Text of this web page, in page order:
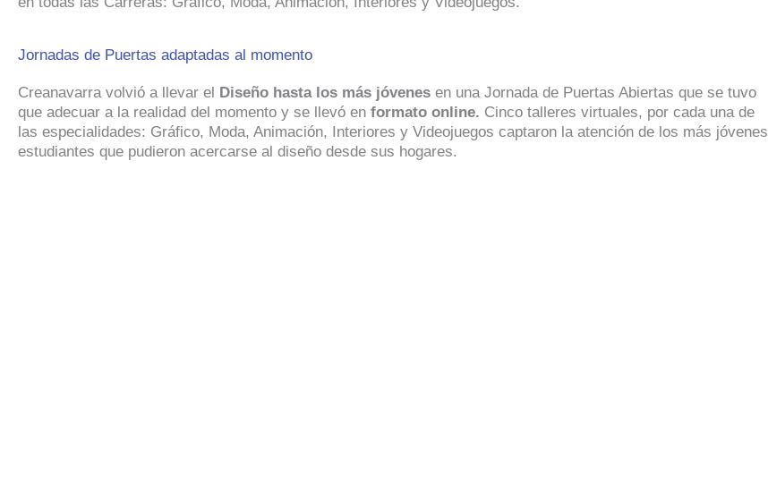
Jornadas de Puertas adaptadas al momento
Creanavarra volvió a llevar el Diseño hasta los más jóvenes en una Jornada de Puertas Abiertas que se tuvo
que adecuar a la realidad del momento y se llevó en formato online. Cinco talleres virtuales, por cada una de
las especialidades: Gráfico, Moda, Animación, Interiores y Videojuegos captaron la atención de los más jóvenes
estudiantes que pudieron acercarse al diseño desde sus hogares.